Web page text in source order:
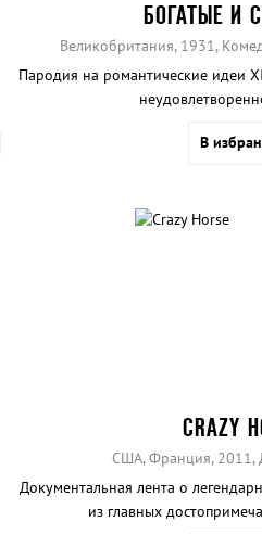
БОГАТЫЕ И
Великобритания, 1931,
Пародия на романтические идеи
В
CRAZY
США, Франция, 2011,
Документальная лента о
из главных